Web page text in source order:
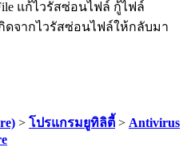
แก้ไวรัสซ่อนไฟล์ กู้ไฟล์
ดจากไวรัสซ่อนไฟล์ให้กลับมา
> โปรแกรมยูทิลิตี้ > Antivirus